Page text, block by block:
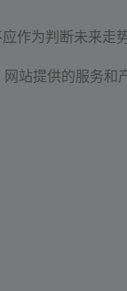
作为判断未来走势
站提供的服务和